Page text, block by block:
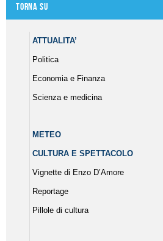
Torna su
ATTUALITA’
Politica
Economia e Finanza
Scienza e medicina
METEO
CULTURA E SPETTACOLO
Vignette di Enzo D’Amore
Reportage
Pillole di cultura